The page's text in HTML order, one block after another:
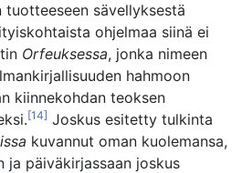
sävellyksestä
ohjelmaa siinä ei
Orfeuksessa, jonka nimeen
hahmoon
kiinnekohdan teoksen
[14] Joskus esitetty tulkinta
kuvannut oman kuolemansa,
ja päiväkirjassaan joskus